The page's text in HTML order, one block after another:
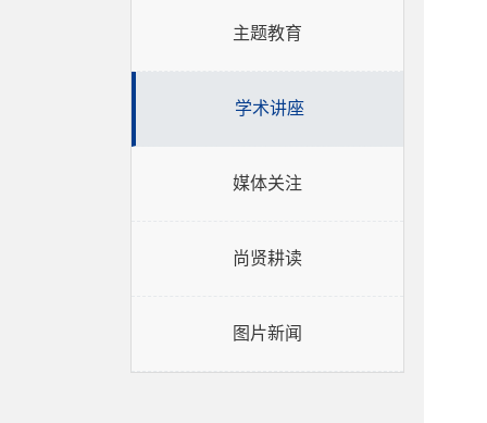
主题教育
学术讲座
媒体关注
尚贤耕读
图片新闻